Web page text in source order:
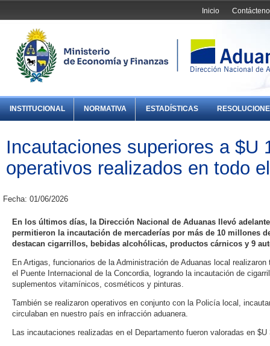
Inicio
INSTITUCIONAL NORMATIVA ESTADÍSTICAS
Incautaciones superiores a $U
operativos realizados en todo
Fecha: 01/06/2026
En los últimos días, la Dirección Nacional de Aduanas llevó
permitieron la incautación de mercaderías por más de 10 millones
destacan cigarrillos, bebidas alcohólicas, productos cárnicos y 9
En Artigas, funcionarios de la Administración de Aduanas local
el Puente Internacional de la Concordia, logrando la incautación de
suplementos vitamínicos, cosméticos y pinturas.
También se realizaron operativos en conjunto con la Policía local,
circulaban en nuestro país en infracción aduanera.
Las incautaciones realizadas en el Departamento fueron valoradas en $U